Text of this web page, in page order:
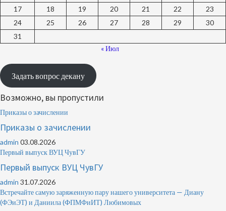
17
18 19 20 21 22
23
24
25 26 27 28 29
30
31
« Июл
Задать вопрос декану
Возможно, вы пропустили
Приказы о зачислении
Приказы о зачислении
admin 03.08.2026
Первый выпуск ВУЦ ЧувГУ
Первый выпуск ВУЦ ЧувГУ
admin 31.07.2026
Встречайте самую заряженную пару нашего университета — Диану
(ФЭиЭТ) и Даниила (ФПМФиИТ) Любимовых